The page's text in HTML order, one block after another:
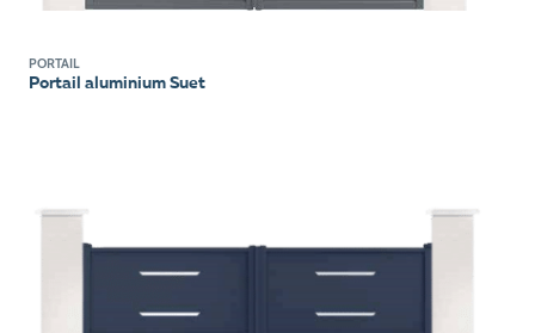
PORTAIL
Portail aluminium Suet